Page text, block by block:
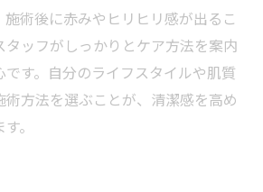
術後に赤みやヒリヒリ感が出るこ
タッフがしっかりとケア方法を案内
です。自分のライフスタイルや肌質
術方法を選ぶことが、清潔感を高め
。